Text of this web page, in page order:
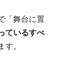
「舞台に置
ているすべ
。